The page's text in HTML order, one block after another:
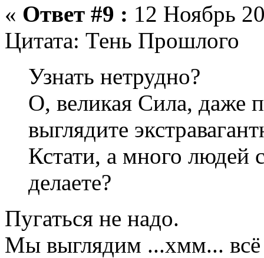
« Ответ #9 : 12 Ноябрь
Цитата: Тень Прошлого
Узнать нетрудно?
О, великая Сила, даже
выглядите
Кстати, а много людей
делаете?
Пугаться не надо.
Мы выглядим ...хмм... всё